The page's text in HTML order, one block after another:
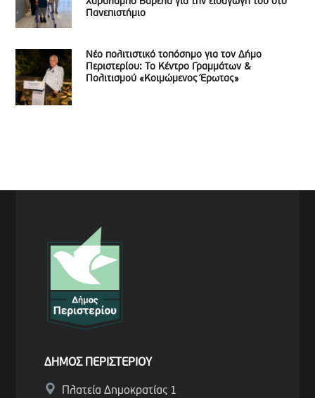
Πανεπιστήμιο
Νέο πολιτιστικό τοπόσημο για τον Δήμο
Περιστερίου: Το Κέντρο Γραμμάτων &
Πολιτισμού «Κοιμώμενος Έρωτας»
ΔΗΜΟΣ ΠΕΡΙΣΤΕΡΙΟΥ
Πλατεία Δημοκρατίας 1